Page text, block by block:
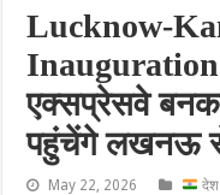
Lucknow-
एक्सप्रेसवे
पहुंचेंगे लखनऊ से
May 22, 2026 देश